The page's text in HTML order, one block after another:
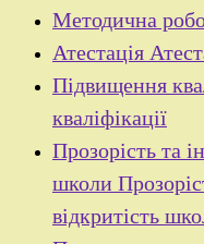
Методична
Атестація
Підвищення
кваліфікації
Прозорість та
школи
відкритість